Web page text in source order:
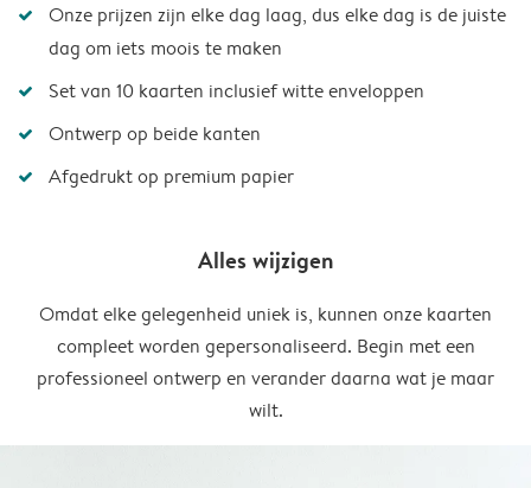
Onze prijzen zijn elke dag laag, dus elke dag is de juiste
dag om iets moois te maken
Set van 10 kaarten inclusief witte enveloppen
Ontwerp op beide kanten
Afgedrukt op premium papier
Alles wijzigen
Omdat elke gelegenheid uniek is, kunnen onze kaarten
compleet worden gepersonaliseerd. Begin met een
professioneel ontwerp en verander daarna wat je maar
wilt.